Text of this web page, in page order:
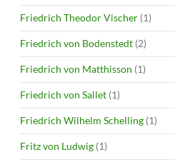
Friedrich Theodor Vischer (1)
Friedrich von Bodenstedt (2)
Friedrich von Matthisson (1)
Friedrich von Sallet (1)
Friedrich Wilhelm Schelling (1)
Fritz von Ludwig (1)